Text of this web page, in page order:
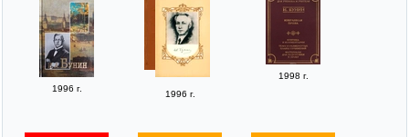
1996 г.
1996 г.
1998 г.